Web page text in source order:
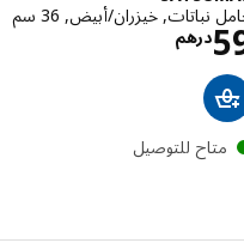
خيزران/أبيض, 36 سم
درهمالاسعار درهم 59
للتوصيل